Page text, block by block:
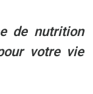
de nutrition
votre vie